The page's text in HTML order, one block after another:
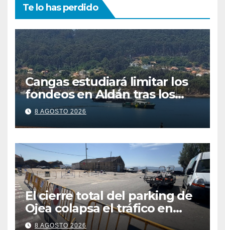
Te lo has perdido
Cangas estudiará limitar los
fondeos en Aldán tras los
últimos episodios de
contaminación en O Con
8 AGOSTO 2026
El cierre total del parking de
Ojea colapsa el tráfico en
Cangas
8 AGOSTO 2026